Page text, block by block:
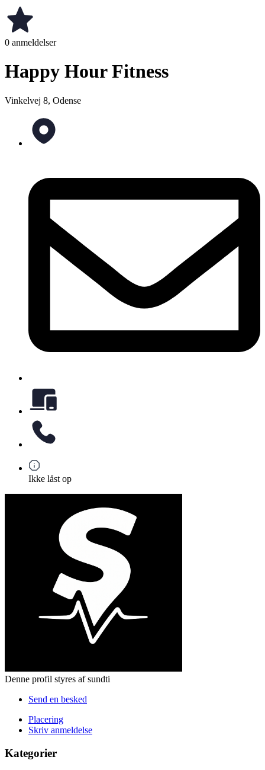
0 anmeldelser
Happy Hour Fitness
Vinkelvej 8, Odense
Ikke låst op
Denne profil styres af sundti
Send en besked
Placering
Skriv anmeldelse
Kategorier